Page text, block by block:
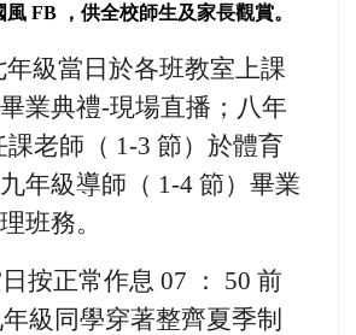
風 FB ，供全校師生及家長觀賞。
年級當日於各班教室上課
業典禮-現場直播；八年
課老師（ 1-3 節）於體育
九年級導師（ 1-4 節）畢業
班務。
按正常作息 07 ： 50 前
級同學穿著整齊夏季制